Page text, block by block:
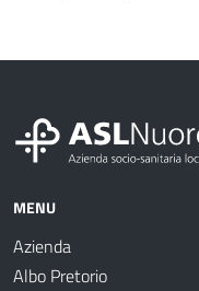
MENU
Azienda
Albo Pretorio